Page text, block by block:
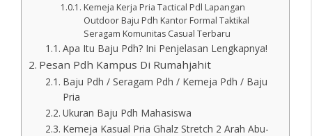
Kemeja Kerja Pria Tactical Pdl Lapangan
Outdoor Baju Pdh Kantor Formal Taktikal
Seragam Komunitas Casual Terbaru
Apa Itu Baju Pdh? Ini Penjelasan Lengkapnya!
Pesan Pdh Kampus Di Rumahjahit
Baju Pdh / Seragam Pdh / Kemeja Pdh / Baju
Pria
Ukuran Baju Pdh Mahasiswa
Kemeja Kasual Pria Ghalz Stretch 2 Arah Abu-